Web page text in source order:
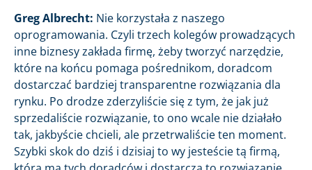
Greg Albrecht: Nie korzystała z naszego
oprogramowania. Czyli trzech kolegów prowadzących
inne biznesy zakłada firmę, żeby tworzyć narzędzie,
które na końcu pomaga pośrednikom, doradcom
dostarczać bardziej transparentne rozwiązania dla
rynku. Po drodze zderzyliście się z tym, że jak już
sprzedaliście rozwiązanie, to ono wcale nie działało
tak, jakbyście chcieli, ale przetrwaliście ten moment.
Szybki skok do dziś i dzisiaj to wy jesteście tą firmą,